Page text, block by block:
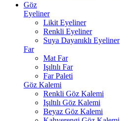
Göz
Eyeliner
Likit Eyeliner
Renkli Eyeliner
Suya Dayanıklı Eyeliner
Far
Mat Far
Işıltılı Far
Far Paleti
Göz Kalemi
Renkli Göz Kalemi
Işıltılı Göz Kalemi
Beyaz Göz Kalemi